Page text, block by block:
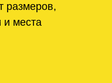
размеров,
и места